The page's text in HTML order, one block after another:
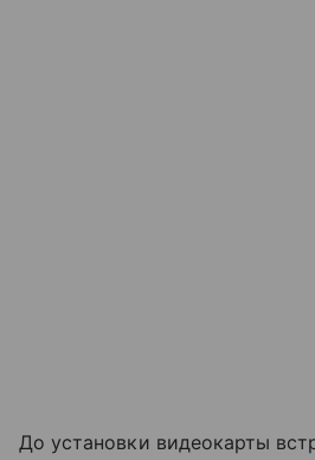
До установки видеокарты